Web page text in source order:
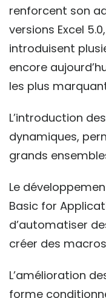
renforcent son
versions Excel
introduisent
encore
les plus
L’introduction
dynamiques,
grands
Le
Basic for
d’automatiser
créer des
L’amélioration
forme